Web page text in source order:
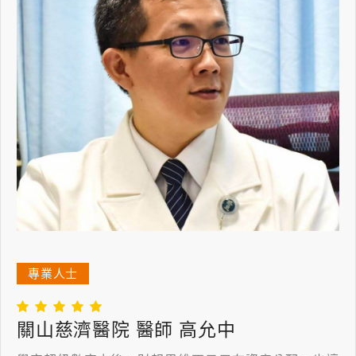
專業人士
關山慈濟醫院 醫師 高允中